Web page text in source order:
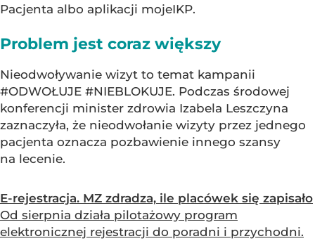
Pacjenta albo aplikacji mojeIKP.
Problem jest coraz większy
Nieodwoływanie wizyt to temat kampanii
#ODWOŁUJE #NIEBLOKUJE. Podczas środowej
konferencji minister zdrowia Izabela Leszczyna
zaznaczyła, że nieodwołanie wizyty przez jednego
pacjenta oznacza pozbawienie innego szansy
na lecenie.
E-rejestracja. MZ zdradza, ile placówek się zapisało
Od sierpnia działa pilotażowy program
elektronicznej rejestracji do poradni i przychodni.